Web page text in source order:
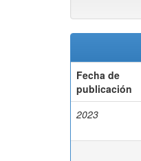
Fecha de
publicación
2023